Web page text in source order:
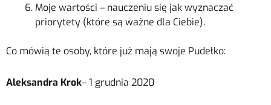
Moje wartości – nauczeniu się jak wyznaczać
priorytety (które są ważne dla Ciebie).
Co mówią te osoby, które już mają swoje Pudełko:
Aleksandra Krok– 1 grudnia 2020